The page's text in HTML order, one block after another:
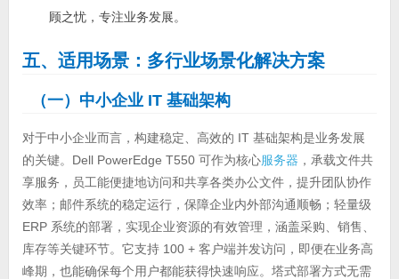
顾之忧，专注业务发展。
五、适用场景：多行业场景化解决方案
（一）中小企业 IT 基础架构
对于中小企业而言，构建稳定、高效的 IT 基础架构是业务发展
的关键。Dell PowerEdge T550 可作为核心服务器 ，承载文件共
享服务，员工能便捷地访问和共享各类办公文件，提升团队协作
效率；邮件系统的稳定运行，保障企业内外部沟通顺畅；轻量级
ERP 系统的部署，实现企业资源的有效管理，涵盖采购、销售、
库存等关键环节。它支持 100 + 客户端并发访问，即便在业务高
峰期，也能确保每个用户都能获得快速响应。塔式部署方式无需